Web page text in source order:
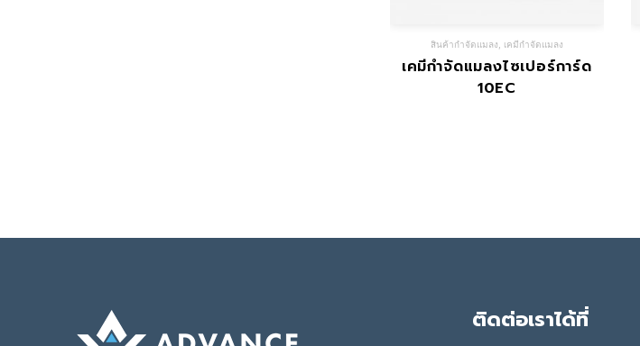
สินค้ากำจัดแมลง เคมีกำจัดแมลง
เคมีกำจัดแมลงไซเปอร์การ์ด
10EC
ติดต่อเราได้ที่